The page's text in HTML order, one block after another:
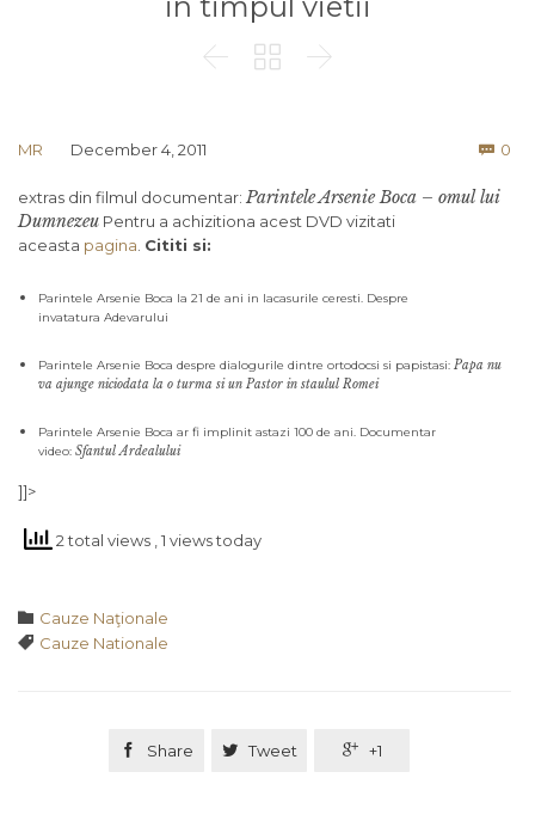
  
MR December 4, 2011  0
extras din filmul documentar: Parintele Arsenie Boca – omul lui
Dumnezeu Pentru a achizitiona acest DVD vizitati
aceasta pagina Cititi si:
Parintele Arsenie Boca la 21 de ani in lacasurile ceresti. Despre
invatatura Adevarului
Parintele Arsenie Boca despre dialogurile dintre ortodocsi si papistasi: Papa nu
va ajunge niciodata la o turma si un Pastor in staulul Romei
Parintele Arsenie Boca ar fi implinit astazi 100 de ani. Documentar
video: Sfantul Ardealului
]]>
2 total views , 1 views today
 Category
Cauze Naţionale
 Tags
Cauze Nationale
 Share  Tweet  +1